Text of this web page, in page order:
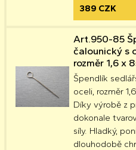
389 CZK
Art.950-85
čalounický s
rozměr 1,6 x
Špendlík
oceli, rozměr
Díky výrobě z
dokonale
síly. Hladký,
dlouhodobě